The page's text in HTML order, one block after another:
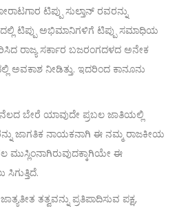
ಟಿಪ್ಪು ಸುಲ್ತಾನ್ ರವರನ್ನು
ಟಿಪ್ಪು ಅಭಿಮಾನಿಗಳಿಗೆ ಟಿಪ್ಪು ಸಮಾಧಿಯ
ರಾಜ್ಯ ಸರ್ಕಾರ ಬಜರಂಗದಳದ ಅನೇಕ
ಅವಕಾಶ ನೀಡಿತ್ತು. ಇದರಿಂದ ಕಾನೂನು
ನೆಲದ ಬೇರೆ ಯಾವುದೇ ಪ್ರಬಲ ಜಾತಿಯಲ್ಲಿ
ಜಾಗತಿಕ ನಾಯಕನಾಗಿ ಈ ನಮ್ಮ ರಾಜಕೀಯ
ಮುಸ್ಲಿಂನಾಗಿರುವುದಕ್ಕಾಗಿಯೇ ಈ
ತತ್ವವನ್ನು ಪ್ರತಿಪಾದಿಸುವ ಪಕ್ಷ,